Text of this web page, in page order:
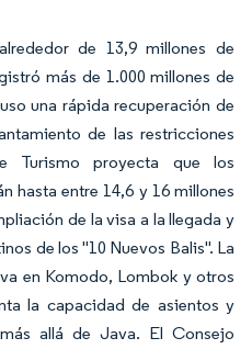
de 13,9 millones de
más de 1.000 millones de
una rápida recuperación de
de las restricciones
Turismo proyecta que los
hasta entre 14,6 y 16 millones
de la visa a la llegada y
de los "10 Nuevos Balis". La
en Komodo, Lombok y otros
la capacidad de asientos y
allá de Java. El Consejo